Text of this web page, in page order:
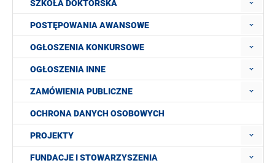
SZKOŁA DOKTORSKA
POSTĘPOWANIA AWANSOWE
OGŁOSZENIA KONKURSOWE
OGŁOSZENIA INNE
ZAMÓWIENIA PUBLICZNE
OCHRONA DANYCH OSOBOWYCH
PROJEKTY
FUNDACJE I STOWARZYSZENIA